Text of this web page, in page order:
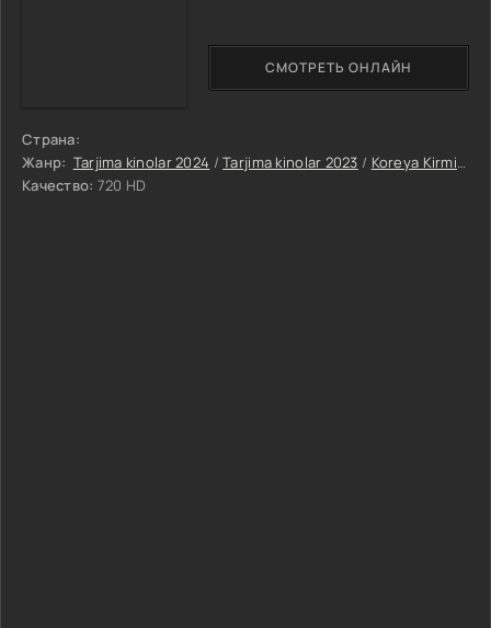
Страна:
Жанр: Tarjima kinolar 2024 /Tarjima kinolar 2023 / Koreya Kirminal Boevik Jangari kinolar 2025
Качество: 720 HD
СМОТРЕТЬ ОНЛАЙН